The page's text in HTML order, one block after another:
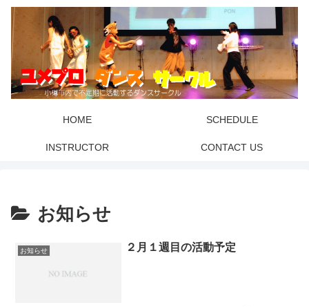
HOME SCHEDULE
INSTRUCTOR CONTACT US
お知らせ
お知らせ ２月１週目の活動予定